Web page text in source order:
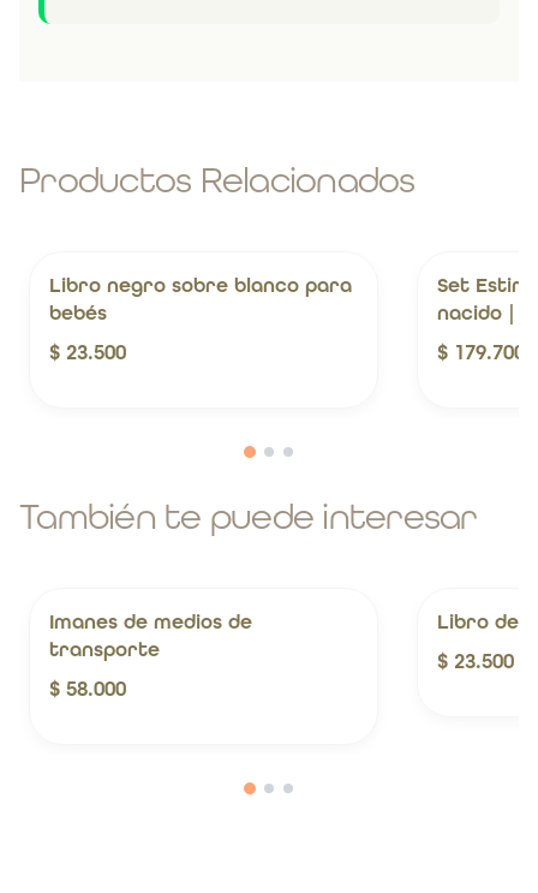
Productos Relacionados
Libro negro sobre blanco para
bebés
$ 23.500
Set
nacido |
$ 179.700
También te puede interesar
Imanes de medios de
transporte
$ 58.000
Libro de
$ 23.500